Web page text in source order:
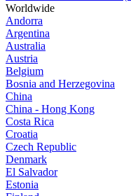
Worldwide
Andorra
Argentina
Australia
Austria
Belgium
Bosnia and Herzegovina
China
China - Hong Kong
Costa Rica
Croatia
Czech Republic
Denmark
El Salvador
Estonia